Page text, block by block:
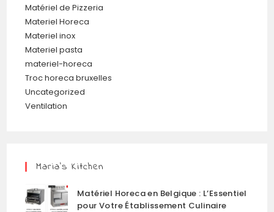
Matériel de Pizzeria
Materiel Horeca
Materiel inox
Materiel pasta
materiel-horeca
Troc horeca bruxelles
Uncategorized
Ventilation
Maria’s Kitchen
Matériel Horeca en Belgique : L’Essentiel
pour Votre Établissement Culinaire